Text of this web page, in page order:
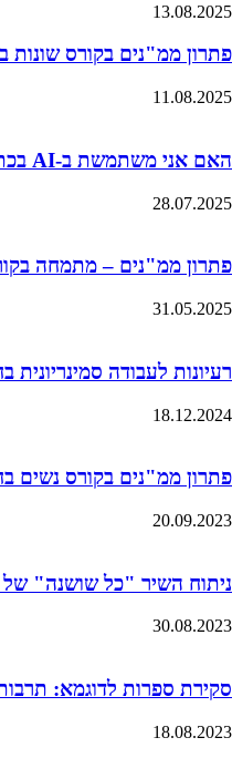
13.08.2025
פתרון ממ"נים בקורס שונות
11.08.2025
האם אני משתמשת ב-AI בכתיבה?
28.07.2025
פתרון ממ"נים – מתמחה
31.05.2025
רעיונות לעבודה סמינריונית
18.12.2024
פתרון ממ"נים בקורס נשים
20.09.2023
ניתוח השיר "כל שושנה" של
30.08.2023
סקירת ספרות לדוגמא:
18.08.2023